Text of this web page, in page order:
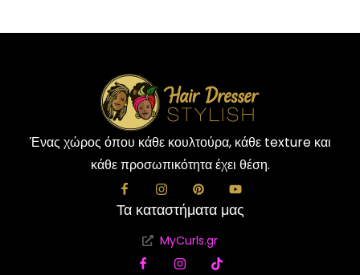
Ένας χώρος όπου κάθε κουλτούρα, κάθε texture και
κάθε προσωπικότητα έχει θέση.
Τα καταστήματα μας
MyCurls.gr